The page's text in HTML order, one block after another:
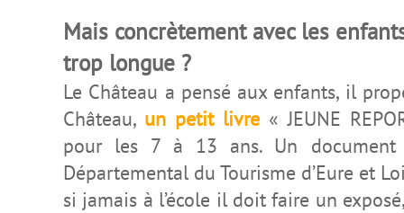
Mais concrètement avec les
trop longue ?
Le Château a pensé aux enfants, il
Château, un petit livre « JEUNE
pour les 7 à 13 ans. Un
Départemental du Tourisme d’Eure et
si jamais à l’école il doit faire un